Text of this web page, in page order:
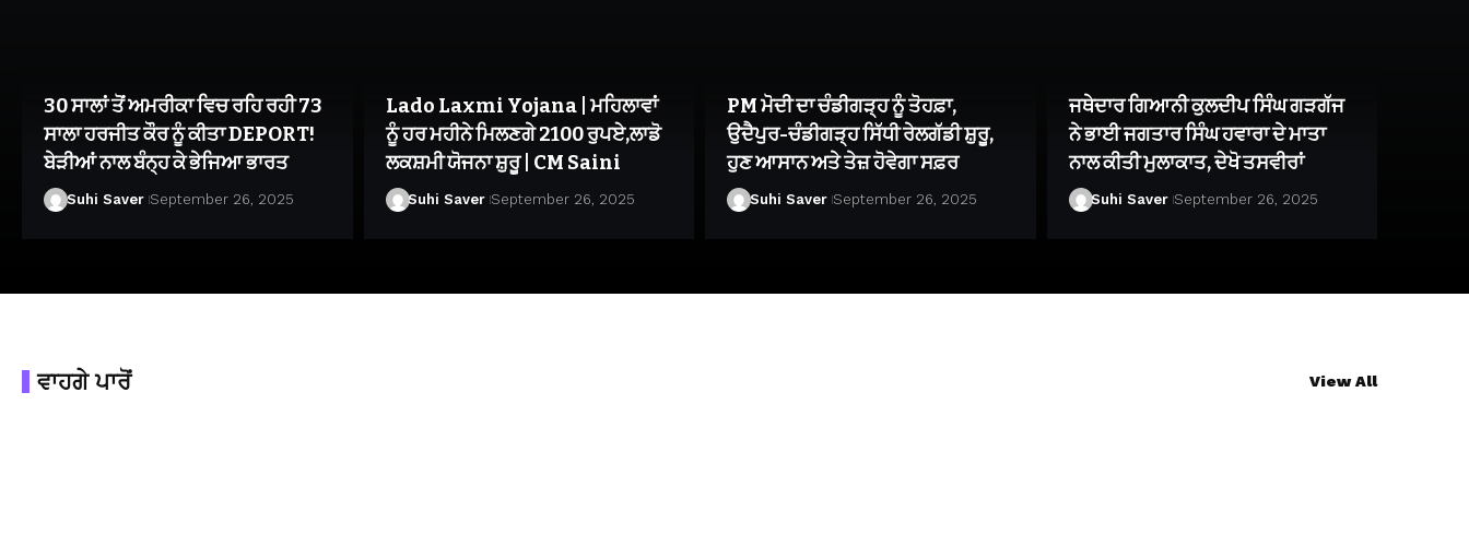
30 ਸਾਲਾਂ ਤੋਂ ਅਮਰੀਕਾ ਵਿਚ ਰਹਿ ਰਹੀ 73
ਸਾਲਾ ਹਰਜੀਤ ਕੌਰ ਨੂੰ ਕੀਤਾ DEPORT!
ਬੇੜੀਆਂ ਨਾਲ ਬੰਨ੍ਹ ਕੇ ਭੇਜਿਆ ਭਾਰਤ
Suhi Saver September 26, 2025
Lado Laxmi Yojana | ਮਹਿਲਾਵਾਂ
ਨੂੰ ਹਰ ਮਹੀਨੇ ਮਿਲਣਗੇ 2100 ਰੁਪਏ,ਲਾਡੋ
ਲਕਸ਼ਮੀ ਯੋਜਨਾ ਸ਼ੁਰੂ | CM Saini
Suhi Saver September 26, 2025
PM ਮੋਦੀ ਦਾ ਚੰਡੀਗੜ੍ਹ ਨੂੰ ਤੋਹਫ਼ਾ,
ਉਦੈਪੁਰ-ਚੰਡੀਗੜ੍ਹ ਸਿੱਧੀ ਰੇਲਗੱਡੀ ਸ਼ੁਰੂ,
ਹੁਣ ਆਸਾਨ ਅਤੇ ਤੇਜ਼ ਹੋਵੇਗਾ ਸਫ਼ਰ
Suhi Saver September 26, 2025
ਜਥੇਦਾਰ ਗਿਆਨੀ ਕੁਲਦੀਪ ਸਿੰਘ ਗੜਗੱਜ
ਨੇ ਭਾਈ ਜਗਤਾਰ ਸਿੰਘ ਹਵਾਰਾ ਦੇ ਮਾਤਾ
ਨਾਲ ਕੀਤੀ ਮੁਲਾਕਾਤ, ਦੇਖੋ ਤਸਵੀਰਾਂ
Suhi Saver September 26, 2025
ਵਾਹਗੇ ਪਾਰੋਂ View All